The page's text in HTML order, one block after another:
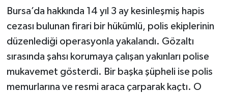
Bursa’da hakkında 14 yıl 3 ay kesinleşmiş hapis
cezası bulunan firari bir hükümlü, polis ekiplerinin
düzenlediği operasyonla yakalandı. Gözaltı
sırasında şahsı korumaya çalışan yakınları polise
mukavemet gösterdi. Bir başka şüpheli ise polis
memurlarına ve resmi araca çarparak kaçtı. O